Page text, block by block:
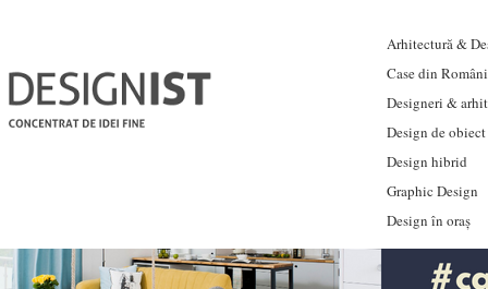
Arhitectură &
Case din
Designeri &
Design de obiect
Design hibrid
Graphic Design
Design în oraș